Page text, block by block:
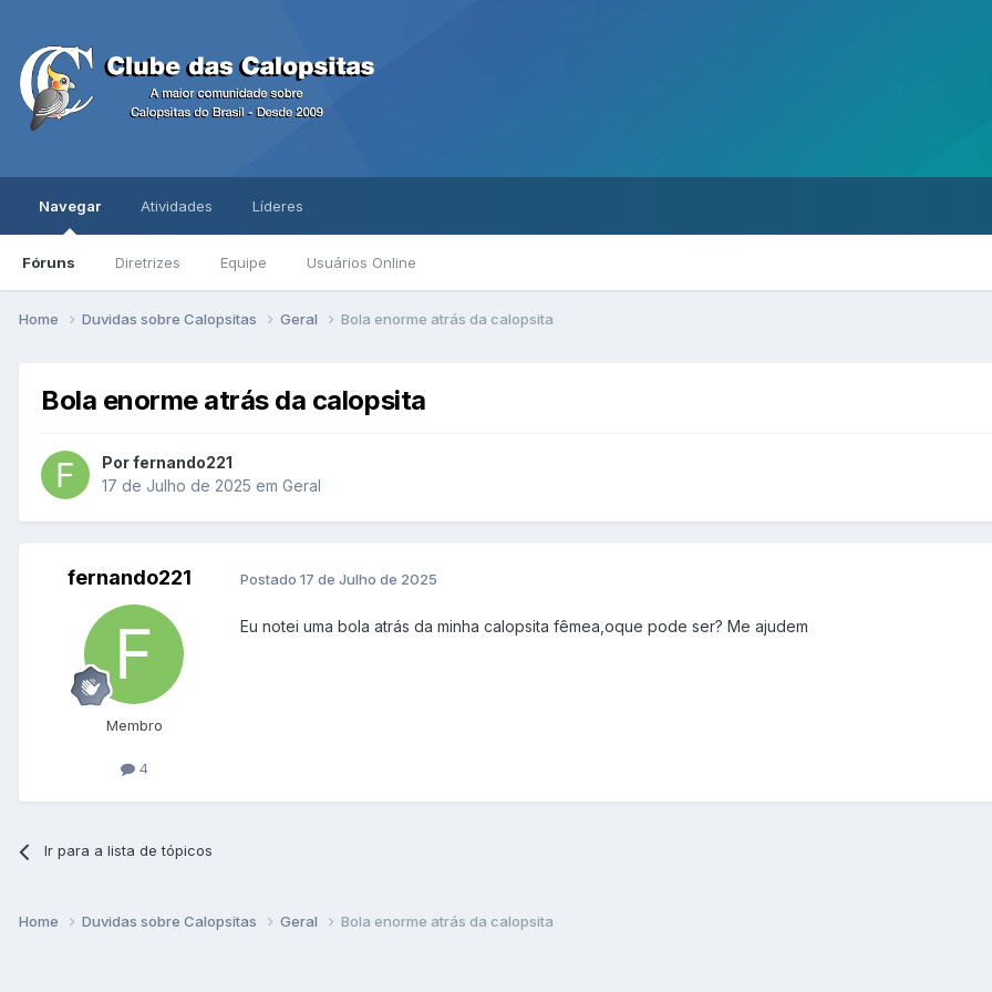
Navegar
Fóruns Diretrizes Equipe Usuários Online
Atividades Líderes
Home Duvidas sobre Calopsitas Geral Bola enorme atrás da calopsita
Bola enorme atrás da calopsita
Por fernando221
17 de Julho de 2025 em Geral
fernando221
Membro
4
Postado 17 de Julho de 2025
Eu notei uma bola atrás da minha calopsita fêmea,oque pode ser? Me ajudem
Ir para a lista de tópicos
Home Duvidas sobre Calopsitas Geral Bola enorme atrás da calopsita